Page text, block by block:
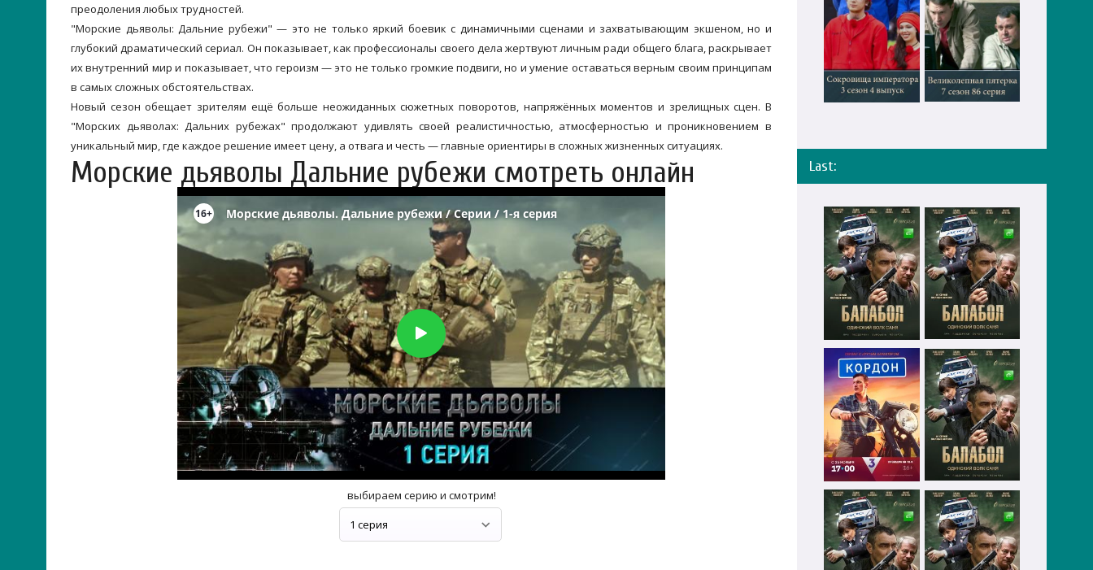
преодоления любых трудностей.
"Морские дьяволы: Дальние рубежи" — это не только яркий боевик с динамичными сценами и захватывающим экшеном, но и
глубокий драматический сериал. Он показывает, как профессионалы своего дела жертвуют личным ради общего блага, раскрывает
их внутренний мир и показывает, что героизм — это не только громкие подвиги, но и умение оставаться верным своим принципам
в самых сложных обстоятельствах.
Новый сезон обещает зрителям ещё больше неожиданных сюжетных поворотов, напряжённых моментов и зрелищных сцен. В
"Морских дьяволах: Дальних рубежах" продолжают удивлять своей реалистичностью, атмосферностью и проникновением в
уникальный мир, где каждое решение имеет цену, а отвага и честь — главные ориентиры в сложных жизненных ситуациях.
Морские дьяволы Дальние рубежи смотреть онлайн
выбираем серию и смотрим!
Last: